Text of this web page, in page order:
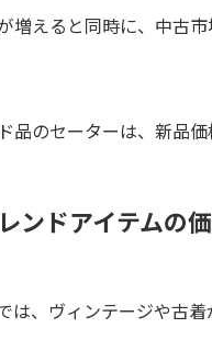
増えると同時に、中古
品のセーターは、新品
ンドアイテムの
は、ヴィンテージや古